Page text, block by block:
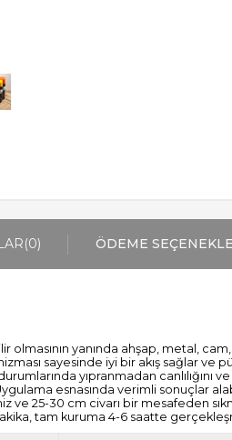
(0) ÖDEME
olmasının yanında ahşap, metal,
sayesinde iyi bir akış sağlar ve
yıpranmadan
esnasında verimli sonuçlar
25-30 cm civarı bir mesafeden
tam kuruma 4-6 saatte